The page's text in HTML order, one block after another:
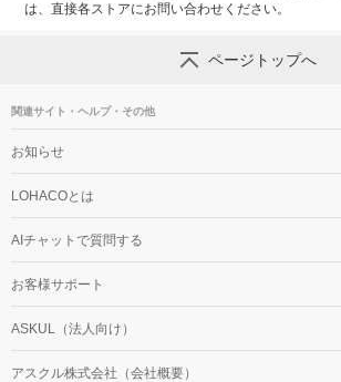
は、直接各ストアにお問い合わせください。
ページトップへ
関連サイト・ヘルプ・その他
お知らせ
LOHACOとは
AIチャットで質問する
お客様サポート
ASKUL（法人向け）
アスクル株式会社（会社概要）